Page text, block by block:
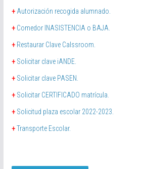
+ Autorización recogida alumnado.
+ Comedor INASISTENCIA o BAJA.
+ Restaurar Clave Calssroom.
+ Solicitar clave iANDE.
+ Solicitar clave PASEN.
+ Solicitar CERTIFICADO matrícula.
+ Solicitud plaza escolar 2022-2023.
+Transporte Escolar.